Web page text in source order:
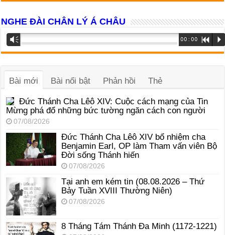
NGHE ĐÀI CHÂN LÝ Á CHÂU
Trình
phát
âm
Vm 00:00 R P
Bài mới Bài nổi bật Phản hồi Thẻ
Đức Thánh Cha Lêô XIV: Cuộc cách mạng của Tin
Mừng phá đổ những bức tường ngăn cách con người
07/08/2026
Đức Thánh Cha Lêô XIV bổ nhiệm cha
Benjamin Earl, OP làm Tham vấn viên Bộ
Đời sống Thánh hiến
07/08/2026
Tại anh em kém tin (08.08.2026 – Thứ
Bảy Tuần XVIII Thường Niên)
07/08/2026
8 Tháng Tám Thánh Ða Minh (1172-1221)